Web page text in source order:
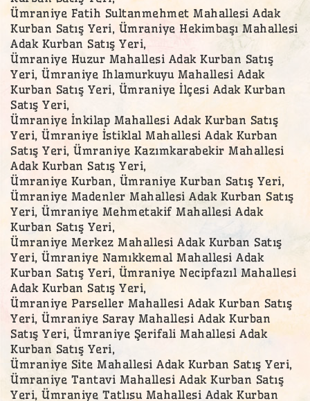
Ümraniye Fatih Sultanmehmet Mahallesi Adak
Kurban Satış Yeri, Ümraniye Hekimbaşı Mahallesi
Adak Kurban Satış Yeri,
Ümraniye Huzur Mahallesi Adak Kurban Satış
Yeri, Ümraniye Ihlamurkuyu Mahallesi Adak
Kurban Satış Yeri, Ümraniye İlçesi Adak Kurban
Satış Yeri,
Ümraniye İnkilap Mahallesi Adak Kurban Satış
Yeri, Ümraniye İstiklal Mahallesi Adak Kurban
Satış Yeri, Ümraniye Kazımkarabekir Mahallesi
Adak Kurban Satış Yeri,
Ümraniye Kurban, Ümraniye Kurban Satış Yeri,
Ümraniye Madenler Mahallesi Adak Kurban Satış
Yeri, Ümraniye Mehmetakif Mahallesi Adak
Kurban Satış Yeri,
Ümraniye Merkez Mahallesi Adak Kurban Satış
Yeri, Ümraniye Namıkkemal Mahallesi Adak
Kurban Satış Yeri, Ümraniye Necipfazıl Mahallesi
Adak Kurban Satış Yeri,
Ümraniye Parseller Mahallesi Adak Kurban Satış
Yeri, Ümraniye Saray Mahallesi Adak Kurban
Satış Yeri, Ümraniye Şerifali Mahallesi Adak
Kurban Satış Yeri,
Ümraniye Site Mahallesi Adak Kurban Satış Yeri,
Ümraniye Tantavi Mahallesi Adak Kurban Satış
Yeri, Ümraniye Tatlısu Mahallesi Adak Kurban